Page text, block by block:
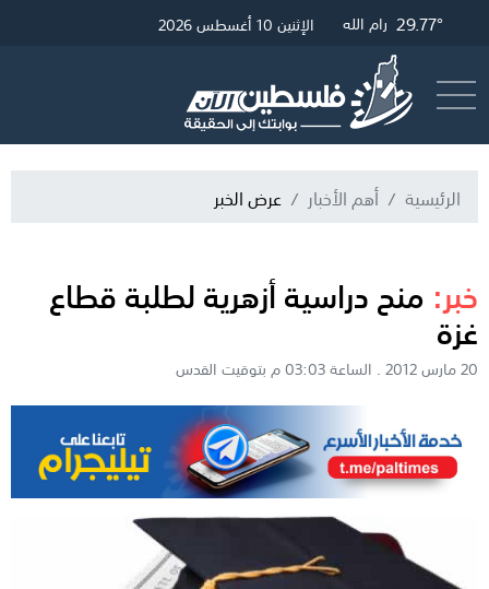
30.9° غزة 30.01° القدس 29.77° رام الله الإثنين 10 أغسطس 2026
الرئيسية أهم الأخبار عرض الخبر
خبر: منح دراسية أزهرية لطلبة قطاع
غزة
20 مارس 2012 . الساعة 03:03 م بتوقيت القدس